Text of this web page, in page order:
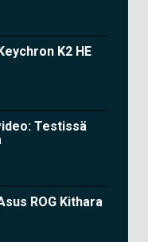
K2 HE
Testissä
ROG Kithara